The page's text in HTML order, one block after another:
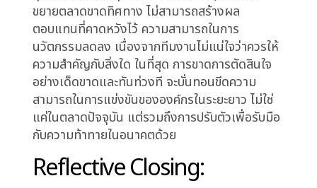
ปราศจากกรอบการทำงานที่ชัดเจน ซึ่งนำไปสู่การถก
เถียงวนเวียนและไร้ข้อสรุป
ความเสี่ยงที่แท้จริงในบริบทนี้ไม่ใช่เพียงการตัดสิน
ใจที่ผิดพลาด แต่เป็นการ “ไม่ตัดสินใจ” เลยต่างหาก
ซึ่งเป็นบ่อเกิดของวัฒนธรรมองค์กรที่ขาดความรับ
ผิดชอบ และสร้างความไม่แน่นอนให้กับทีมงาน สิ่งนี้
กัดเซาะความเชื่อมั่นและความไว้วางใจภายในองค์กร
อย่างเงียบๆ รูปแบบที่สังเกตเห็นได้ชัดเจนคือ “ความ
คลุมเครือ” (ambiguity) ในการกำหนดเป้าหมาย